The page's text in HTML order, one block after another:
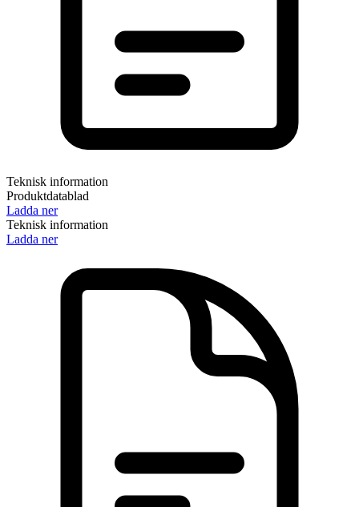
Teknisk information
Produktdatablad
Ladda ner
Teknisk information
Ladda ner